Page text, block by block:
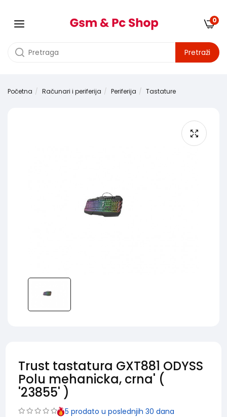
Pretraži
0
Početna Računari i periferija Periferija Tastature
Trust tastatura GXT881 ODYSS
Polu mehanicka, crna' (
'23855' )
5 prodato u poslednjih 30 dana